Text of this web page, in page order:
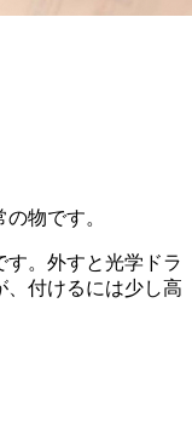
物です。
す。外すと光学ドラ
、付けるには少し高